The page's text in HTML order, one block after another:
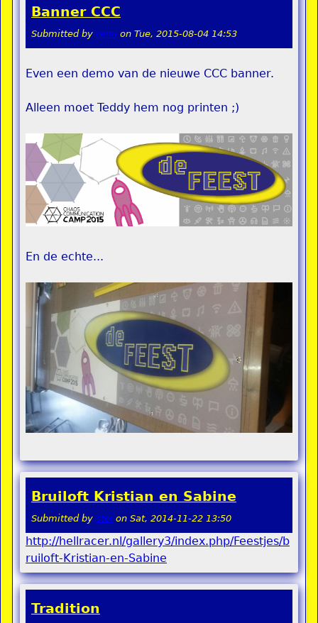
Banner CCC
Submitted by remi on Tue, 2015-08-04 14:53
Even een demo van de nieuwe CCC banner.
Alleen moet Teddy hem nog printen ;)
En de echte...
Bruiloft Kristian en Sabine
Submitted by stel on Sat, 2014-11-22 13:50
http://hellracer.nl/gallery3/index.php/Feestjes/b
ruiloft-Kristian-en-Sabine
Tradition